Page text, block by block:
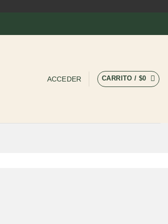
ACCEDER CARRITO / $0